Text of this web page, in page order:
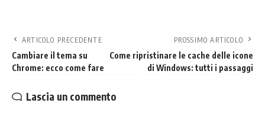
ARTICOLO PRECEDENTE
Cambiare il tema su
Chrome: ecco come fare
PROSSIMO ARTICOLO
Come ripristinare le cache delle icone
di Windows: tutti i passaggi
Lascia un commento